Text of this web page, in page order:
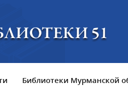
Библиотеки Мурманской